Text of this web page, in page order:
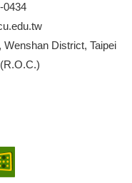
0434
District, Taipei